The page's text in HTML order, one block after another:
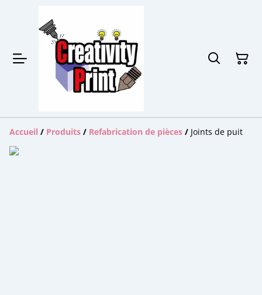
Accueil / Produits / Refabrication de pièces / Joints de puit